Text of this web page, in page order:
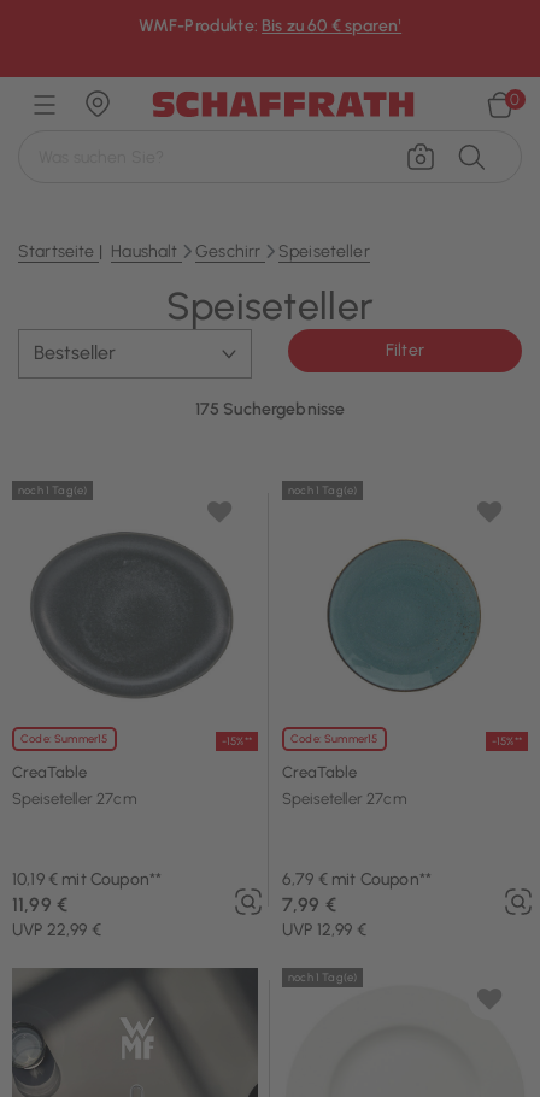
WMF-Produkte: Bis zu 60 € sparen¹
0
Startseite Haushalt Geschirr Speiseteller
Speiseteller
Filter
175 Suchergebnisse
Code: Summer15 -15%**
noch 1 Tag(e)
CreaTable
Speiseteller 27cm
10,19 € mit Coupon**
UVP 22,99 €
11,99 €
Code: Summer15 -15%**
noch 1 Tag(e)
CreaTable
Speiseteller 27cm
6,79 € mit Coupon**
UVP 12,99 €
7,99 €
noch 1 Tag(e)